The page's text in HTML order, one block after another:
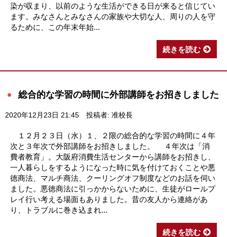
染が収まり、以前のような生活ができる日が来ると信じてい
ます。みなさんとみなさんの家族や大切な人、周りの人を守
るために、この年末年始...
続きを読む
総合的な学習の時間に外部講師をお招きしました
2020年12月23日 21:45 投稿者: 准校長
１２月２３日（水）１、２限の総合的な学習の時間に４年
次と３年次で外部講師をお招きしました。 ４年次は「消
費者教育」。大阪府消費生活センターから講師をお招きし、
一人暮らしをするようになった時に気を付けておくことや悪
徳商法、マルチ商法、クーリングオフ制度などのお話を伺い
ました。悪徳商法に引っかからないために、生徒がロールプ
レイ行い考える場面もありました。昔の友人から連絡があ
り、トラブルに巻き込まれ...
続きを読む